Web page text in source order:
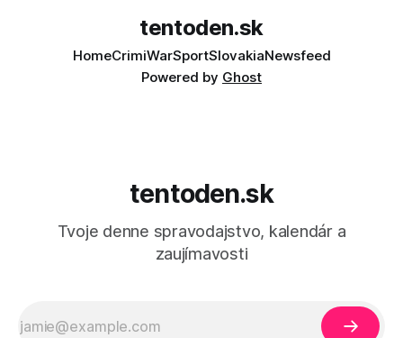
tentoden.sk
HomeCrimiWarSportSlovakiaNewsfeed
Powered by Ghost
tentoden.sk
Tvoje denne spravodajstvo, kalendár a
zaujímavosti